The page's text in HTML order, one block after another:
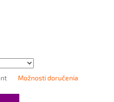
Možnosti doručenia